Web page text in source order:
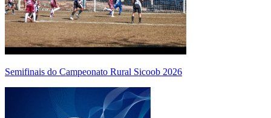
Semifinais do Campeonato Rural Sicoob 2026